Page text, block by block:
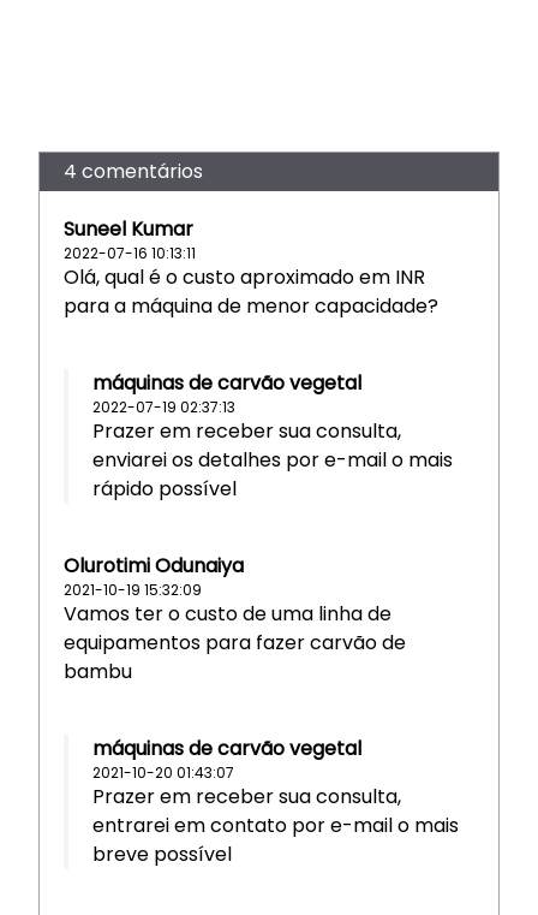
4 comentários
Suneel Kumar
2022-07-16 10:13:11
Olá, qual é o custo aproximado em INR
para a máquina de menor capacidade?
máquinas de carvão vegetal
2022-07-19 02:37:13
Prazer em receber sua consulta,
enviarei os detalhes por e-mail o mais
rápido possível
Olurotimi Odunaiya
2021-10-19 15:32:09
Vamos ter o custo de uma linha de
equipamentos para fazer carvão de
bambu
máquinas de carvão vegetal
2021-10-20 01:43:07
Prazer em receber sua consulta,
entrarei em contato por e-mail o mais
breve possível